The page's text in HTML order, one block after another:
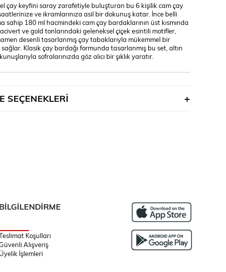
çay keyfini saray zarafetiyle buluşturan bu 6 kişilik cam çay
ve ikramlarınıza asil bir dokunuş katar. İnce belli
sahip 180 ml hacmindeki cam çay bardaklarının üst kısmında
ve gold tonlarındaki geleneksel çiçek esintili motifler,
desenli tasarlanmış çay tabaklarıyla mükemmel bir
Klasik çay bardağı formunda tasarlanmış bu set, altın
sofralarınızda göz alıcı bir şıklık yaratır.
SEÇENEKLERI
BİLGİLENDİRME
Koşulları
Alışveriş
Üyelik İşlemleri